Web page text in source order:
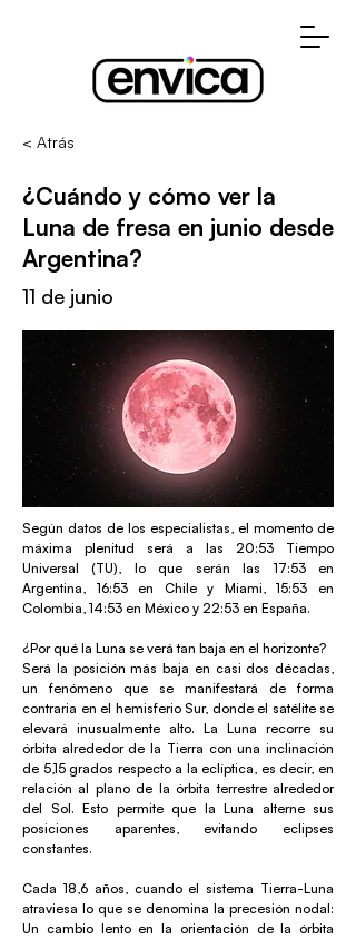
< Atrás
¿Cuándo y cómo ver la
Luna de fresa en junio desde
Argentina?
11 de junio
Según datos de los especialistas, el momento de
máxima plenitud será a las 20:53 Tiempo
Universal (TU), lo que serán las 17:53 en
Argentina, 16:53 en Chile y Miami, 15:53 en
Colombia, 14:53 en México y 22:53 en España.
¿Por qué la Luna se verá tan baja en el horizonte?
Será la posición más baja en casi dos décadas,
un fenómeno que se manifestará de forma
contraria en el hemisferio Sur, donde el satélite se
elevará inusualmente alto. La Luna recorre su
órbita alrededor de la Tierra con una inclinación
de 5,15 grados respecto a la eclíptica, es decir, en
relación al plano de la órbita terrestre alrededor
del Sol. Esto permite que la Luna alterne sus
posiciones aparentes, evitando eclipses
constantes.
Cada 18,6 años, cuando el sistema Tierra-Luna
atraviesa lo que se denomina la precesión nodal:
Un cambio lento en la orientación de la órbita